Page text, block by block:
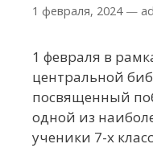
1 февраля, 2024 —
1 февраля в
центральной
посвященный
одной из
ученики 7-х